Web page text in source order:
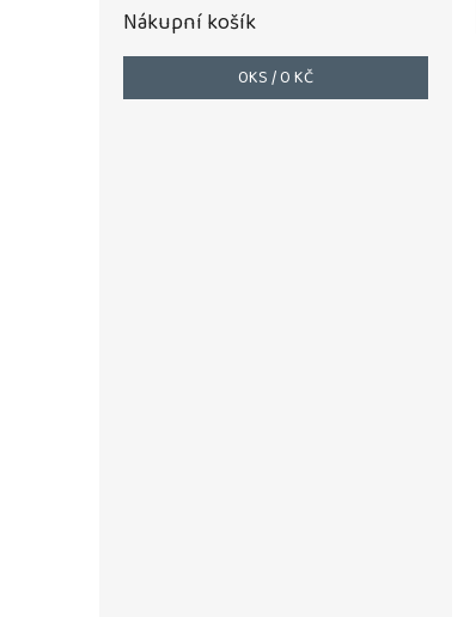
Nákupní košík
0KS /0 KČ